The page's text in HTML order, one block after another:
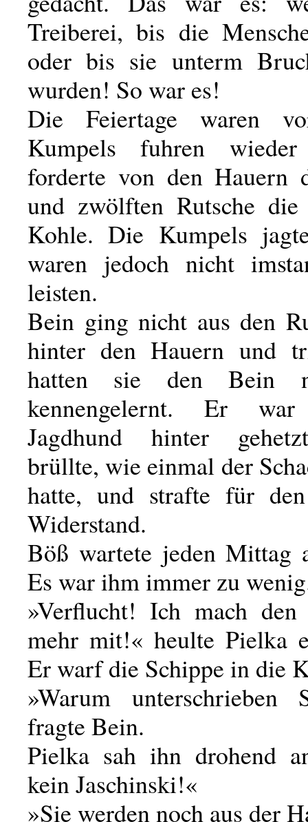
Treiberei, bis die
oder bis sie unterm
wurden! So war es!
Die Feiertage waren
Kumpels fuhren
forderte von den Hauern
und zwölften Rutsche die
Kohle. Die Kumpels
waren jedoch nicht
leisten.
Bein ging nicht aus den
hinter den Hauern und
hatten sie den Bein
kennengelernt. Er
Jagdhund hinter
brüllte, wie einmal der
hatte, und strafte für
Widerstand.
Böß wartete jeden Mittag
Es war ihm immer zu
»Verflucht! Ich mach
mehr mit!« heulte Pielka
Er warf die Schippe in die
»Warum unterschrieben
fragte Bein.
Pielka sah ihn drohend
kein Jaschinski!«
»Sie werden noch aus der